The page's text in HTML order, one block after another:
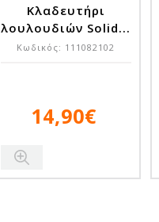
Κλαδευτήρι
λουλουδιών Solid...
Κωδικός: 111082102
14,90€